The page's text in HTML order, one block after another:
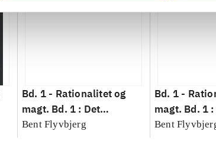
Bd. 1 - Rationalitet og
magt. Bd. 1 : Det
konkretes videnskab
Bent Flyvbjerg
Bd. 1 -
magt. Bd. 1
konkretes
Bent